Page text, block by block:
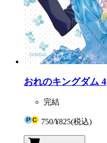
おれのキングダム 4
完結
750/¥825(税込)